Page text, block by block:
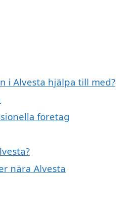
i Alvesta hjälpa till med?
företag
nära Alvesta